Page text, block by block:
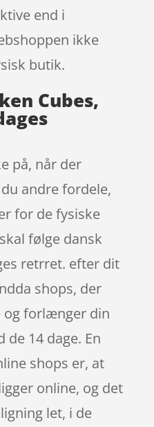
end i
ikke
butik.
Cubes,
på, når der
andre fordele,
for de fysiske
følge dansk
retrret. efter dit
shops, der
og forlænger din
14 dage. En
shops er, at
online, og det
let, i de